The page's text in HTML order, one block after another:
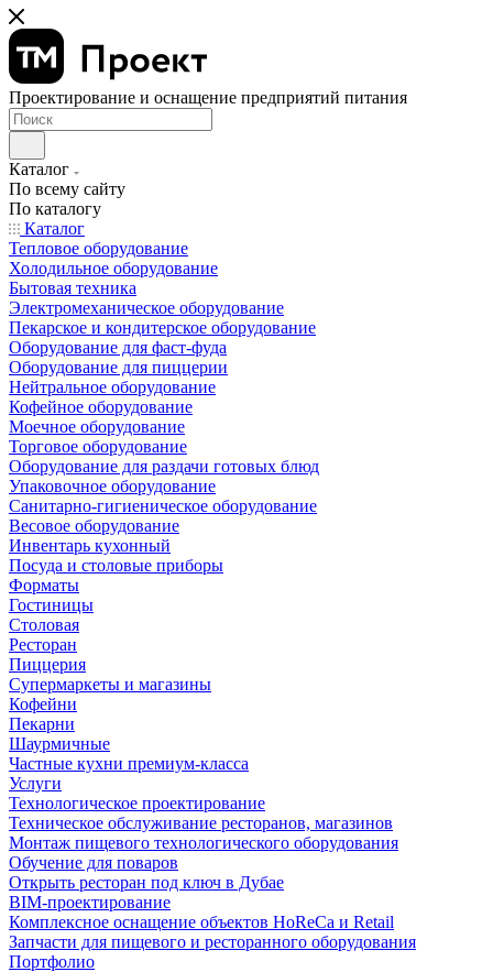
Проектирование и оснащение предприятий питания
Каталог
По всему сайту
По каталогу
Каталог
Тепловое оборудование
Холодильное оборудование
Бытовая техника
Электромеханическое оборудование
Пекарское и кондитерское оборудование
Оборудование для фаст-фуда
Оборудование для пиццерии
Нейтральное оборудование
Кофейное оборудование
Моечное оборудование
Торговое оборудование
Оборудование для раздачи готовых блюд
Упаковочное оборудование
Санитарно-гигиеническое оборудование
Весовое оборудование
Инвентарь кухонный
Посуда и столовые приборы
Форматы
Гостиницы
Столовая
Ресторан
Пиццерия
Супермаркеты и магазины
Кофейни
Пекарни
Шаурмичные
Частные кухни премиум-класса
Услуги
Технологическое проектирование
Техническое обслуживание ресторанов, магазинов
Монтаж пищевого технологического оборудования
Обучение для поваров
Открыть ресторан под ключ в Дубае
BIM-проектирование
Комплексное оснащение объектов HoReCa и Retail
Запчасти для пищевого и ресторанного оборудования
Портфолио